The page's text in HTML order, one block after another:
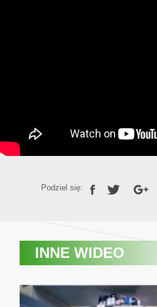
Podziel się:
INNE WIDEO